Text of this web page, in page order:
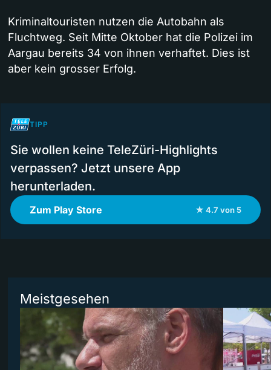
Kriminaltouristen nutzen die Autobahn als
Fluchtweg. Seit Mitte Oktober hat die Polizei im
Aargau bereits 34 von ihnen verhaftet. Dies ist
aber kein grosser Erfolg.
TIPP
Sie wollen keine TeleZüri-Highlights
verpassen? Jetzt unsere App
herunterladen.
Zum Play Store ★ 4.7 von 5
Meistgesehen